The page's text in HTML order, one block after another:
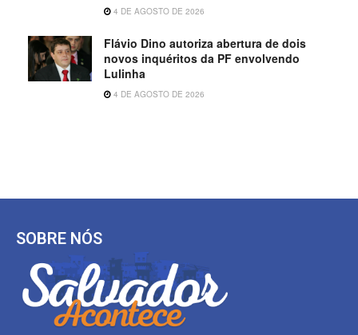
4 DE AGOSTO DE 2026
Flávio Dino autoriza abertura de dois
novos inquéritos da PF envolvendo
Lulinha
4 DE AGOSTO DE 2026
SOBRE NÓS